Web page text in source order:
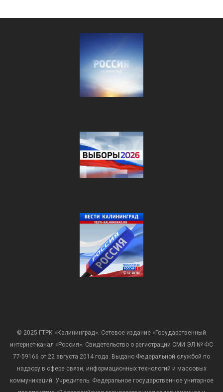
© 2025 ГТРК «Калининград». Сетевое издание «Государственный
интернет-канал «Россия». Свидетельство о регистрации СМИ ЭЛ № ФС
77-59166 от 22 августа 2014 года. Выдано Федеральной службой по
надзору в сфере связи, информационных технологий и массовых
коммуникаций. Учредитель: Федеральное государственное унитарное